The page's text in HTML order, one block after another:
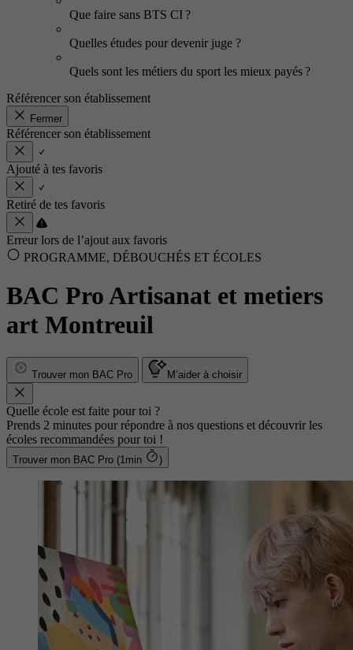
Que faire sans BTS CI ?
Quelles études pour devenir juge ?
Quels sont les métiers du sport les mieux payés ?
Référencer son établissement
Fermer
Référencer son établissement
Ajouté à tes favoris
Retiré de tes favoris
Erreur lors de l’ajout aux favoris
PROGRAMME, DÉBOUCHÉS ET ÉCOLES
BAC Pro Artisanat et metiers
art Montreuil
Trouver mon BAC Pro M’aider à choisir
Quelle école est faite pour toi ?
Prends 2 minutes pour répondre à nos questions et découvrir les
écoles recommandées pour toi !
Trouver mon BAC Pro (1min )